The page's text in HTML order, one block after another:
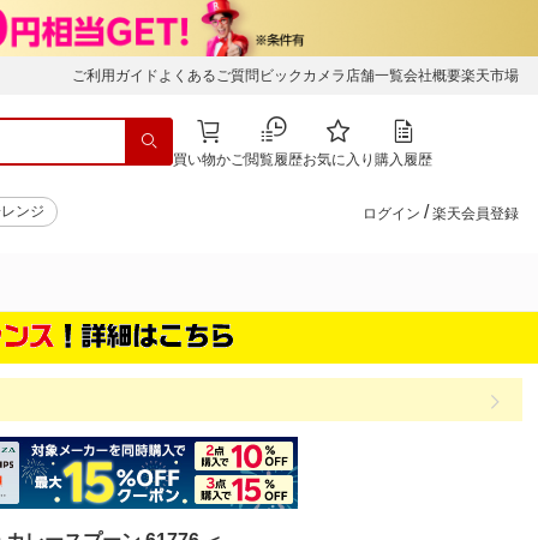
ご利用ガイド よくあるご質問 ビックカメラ店舗一覧会社概要楽天市場
買い物かご閲覧履歴お気に入り 購入履歴
ンジ ログイン / 楽天会員登録